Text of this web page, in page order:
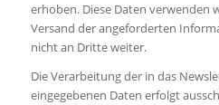
erhoben. Diese Daten verwenden
Versand der angeforderten
nicht an Dritte weiter.
Die Verarbeitung der in das
eingegebenen Daten erfolgt